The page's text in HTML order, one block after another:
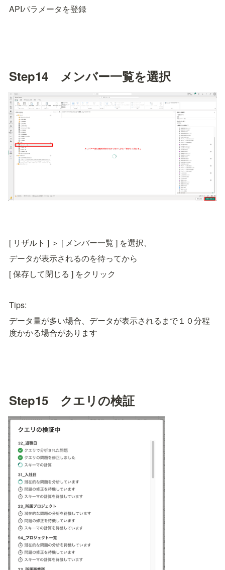
APIパラメータを登録
Step14　メンバー一覧を選択
[ リザルト ] ＞ [ メンバー一覧 ] を選択、
データが表示されるのを待ってから
[ 保存して閉じる ] をクリック
Tips:
データ量が多い場合、データが表示されるまで１０分程
度かかる場合があります
Step15　クエリの検証